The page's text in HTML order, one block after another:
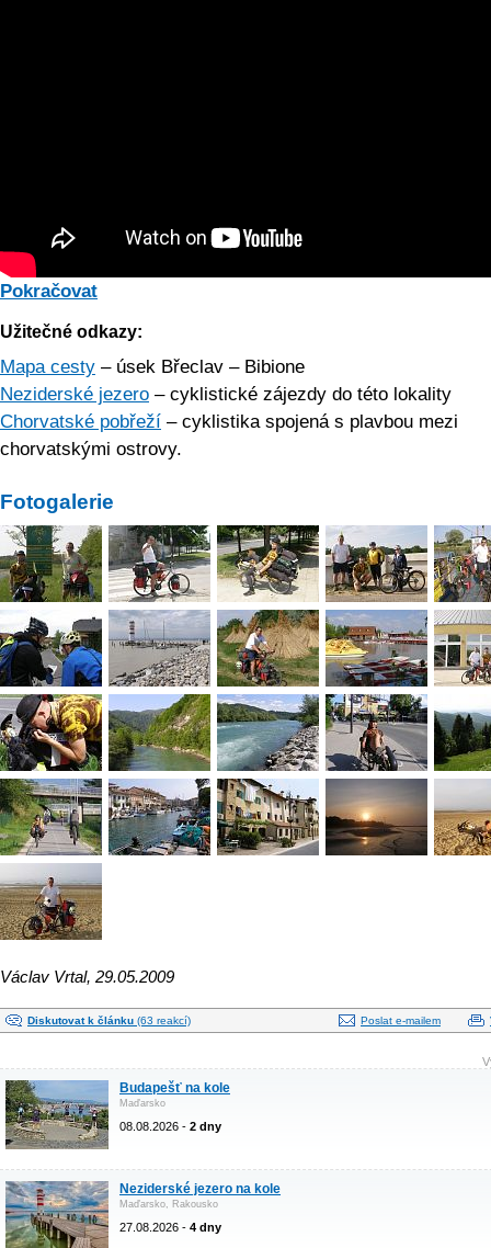
Pokračovat
Užitečné odkazy:
Mapa cesty – úsek Břeclav – Bibione
Neziderské jezero – cyklistické zájezdy do této lokality
Chorvatské pobřeží – cyklistika spojená s plavbou mezi
chorvatskými ostrovy.
Fotogalerie
Václav Vrtal, 29.05.2009
Diskutovat k článku (63 reakcí) Poslat e-mailem
Budapešť na kole
Maďarsko
08.08.2026 - 2 dny
Neziderské jezero na kole
Maďarsko, Rakousko
27.08.2026 - 4 dny